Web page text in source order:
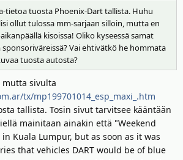
tietoa tuosta Phoenix-Dart tallista. Huhu
ollut tulossa mm-sarjaan silloin, mutta en
kisoissa! Oliko kyseessä samat
Vai ehtivätkö he hommata
tuosta autosta?
mutta sivulta
tx/mp199701014_esp_maxi_.htm
tallista. Tosin sivut tarvitsee kääntään
mainitaan ainakin että "Weekend
Kuala Lumpur, but as soon as it was
that vehicles DART would be of blue